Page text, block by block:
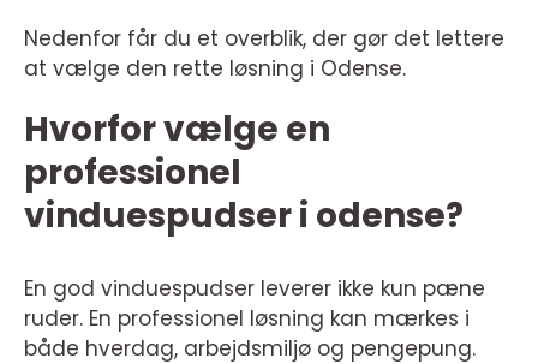
Nedenfor får du et overblik, der gør det lettere
at vælge den rette løsning i Odense.
Hvorfor vælge en
professionel
vinduespudser i odense?
En god vinduespudser leverer ikke kun pæne
ruder. En professionel løsning kan mærkes i
både hverdag, arbejdsmiljø og pengepung.